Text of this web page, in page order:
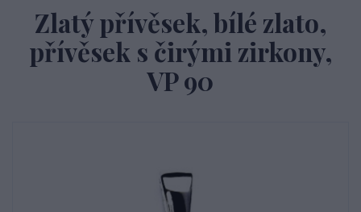
Zlatý přívěsek, bílé zlato,
přívěsek s čirými zirkony,
VP 90